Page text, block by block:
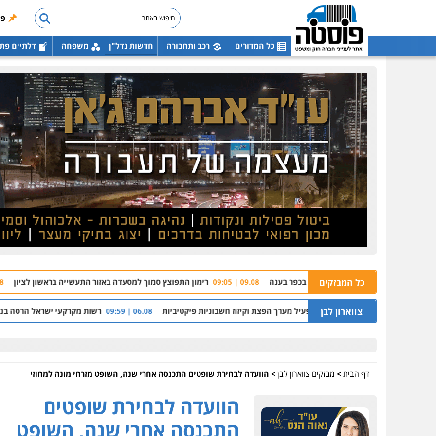
כל המדורים רכב ותחבורה חדשות נדל"ן משפחה דלתיים
כל המבזקים
אישה לעיני ילדיה בכפר בענה 09.08 | 09:05 רימון התפוצץ סמוך למסעדה באזור התעשייה בראשון לציון 09.08 | 08:54
צווארון לבן
והמשיך להפעיל מערך הפצת וקיזוז חשבוניות פיקטיביות 06.08 | 09:59 רשות מקרקעי ישראל הרסה בנייה לא חוקית
דף הבית> מבזקים צווארון לבן> הוועדה לבחירת שופטים התכנסה אחרי שנה, השופט מזרחי מונה למחוזי
הוועדה לבחירת שופטים
התכנסה אחרי שנה, השופט